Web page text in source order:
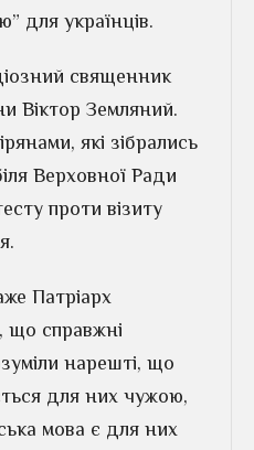
для українців.
священник
Віктор Земляний.
які зібрались
Верховної Ради
проти візиту
Патріарх
що справжні
нарешті, що
для них чужою,
мова є для них